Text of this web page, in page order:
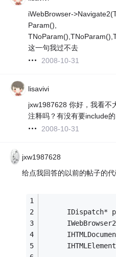
iWebBrowser-
Param(),
这一句我过不去
2008-10-31
lisavivi
jxw1987628 你好，我看不
注释吗？有没有要include的
2008-10-31
jxw1987628
给点我回答的以前的帖子的
IDispatch*